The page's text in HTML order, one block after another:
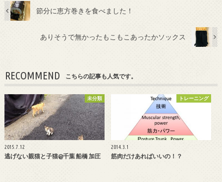
節分に恵方巻きを食べました！
ありそうで無かったもこもこあったかソックス
RECOMMEND こちらの記事も人気です。
未分類
2015.7.12
逃げない親猫と子猫@千葉 船橋 加圧
トレーニング
2014.3.1
筋肉だけあればいいの！？